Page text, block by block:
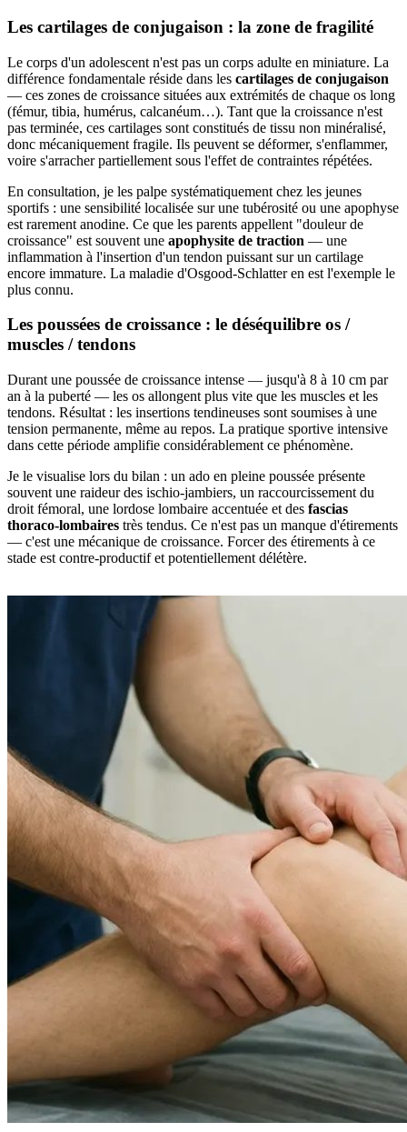
Les cartilages de conjugaison : la zone de fragilité
Le corps d'un adolescent n'est pas un corps adulte en miniature. La
différence fondamentale réside dans les cartilages de conjugaison
— ces zones de croissance situées aux extrémités de chaque os long
(fémur, tibia, humérus, calcanéum…). Tant que la croissance n'est
pas terminée, ces cartilages sont constitués de tissu non minéralisé,
donc mécaniquement fragile. Ils peuvent se déformer, s'enflammer,
voire s'arracher partiellement sous l'effet de contraintes répétées.
En consultation, je les palpe systématiquement chez les jeunes
sportifs : une sensibilité localisée sur une tubérosité ou une apophyse
est rarement anodine. Ce que les parents appellent "douleur de
croissance" est souvent une apophysite de traction — une
inflammation à l'insertion d'un tendon puissant sur un cartilage
encore immature. La maladie d'Osgood-Schlatter en est l'exemple le
plus connu.
Les poussées de croissance : le déséquilibre os /
muscles / tendons
Durant une poussée de croissance intense — jusqu'à 8 à 10 cm par
an à la puberté — les os allongent plus vite que les muscles et les
tendons. Résultat : les insertions tendineuses sont soumises à une
tension permanente, même au repos. La pratique sportive intensive
dans cette période amplifie considérablement ce phénomène.
Je le visualise lors du bilan : un ado en pleine poussée présente
souvent une raideur des ischio-jambiers, un raccourcissement du
droit fémoral, une lordose lombaire accentuée et des fascias
thoraco-lombaires très tendus. Ce n'est pas un manque d'étirements
— c'est une mécanique de croissance. Forcer des étirements à ce
stade est contre-productif et potentiellement délétère.